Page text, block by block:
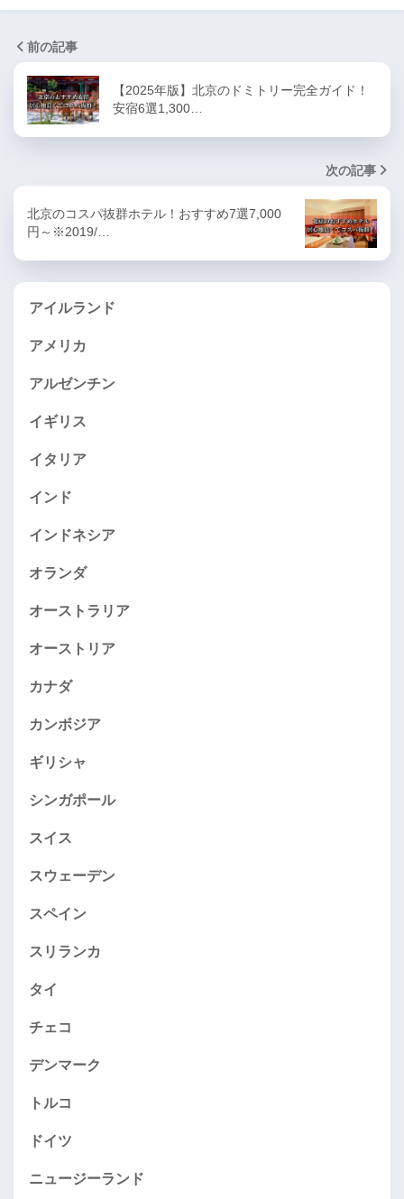
前の記事
【2025年版】北京のドミトリー完全ガイド！
安宿6選1,300…
次の記事
北京のコスパ抜群ホテル！おすすめ7選7,000
円～※2019/…
アイルランド
アメリカ
アルゼンチン
イギリス
イタリア
インド
インドネシア
オランダ
オーストラリア
オーストリア
カナダ
カンボジア
ギリシャ
シンガポール
スイス
スウェーデン
スペイン
スリランカ
タイ
チェコ
デンマーク
トルコ
ドイツ
ニュージーランド